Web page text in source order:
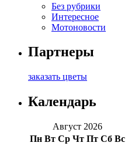
Без рубрики
Интересное
Мотоновости
Партнеры
заказать цветы
Календарь
Август 2026
Пн Вт Ср Чт Пт Сб Вс